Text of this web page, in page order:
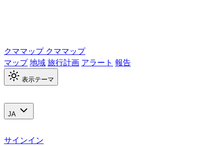
クママップ クママップ
マップ地域旅行計画 アラート 報告
表示テーマ
JA
サインイン